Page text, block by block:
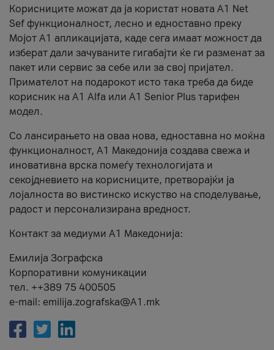
Корисниците можат да ја користат новата А1 Net
Sef функционалност, лесно и едноставно преку
Мојот А1 апликацијата, каде сега имаат можност да
изберат дали зачуваните гигабајти ќе ги разменат за
пакет или сервис за себе или за свој пријател.
Примателот на подарокот исто така треба да биде
корисник на А1 Alfa или A1 Senior Plus тарифен
модел.
Со лансирањето на оваа нова, едноставна но моќна
функционалност, А1 Македонија создава свежа и
иновативна врска помеѓу технологијата и
секојдневието на корисниците, претворајќи ја
лојалноста во вистинско искуство на споделување,
радост и персонализирана вредност.
Контакт за медиуми А1 Македонија:
Емилија Зографска
Корпоративни комуникации
тел. ++389 75 400505
e-mail: emilija.zografska@A1.mk